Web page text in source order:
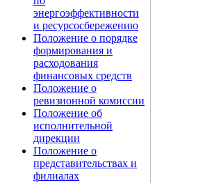
энергоэффективности
и ресурсосбережению
Положение о порядке
формирования и
расходования
финансовых средств
Положение о
ревизионной комиссии
Положение об
исполнительной
дирекции
Положение о
представительствах и
филиалах